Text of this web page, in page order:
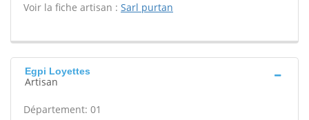
Voir la fiche artisan : Sarl purtan
Egpi Loyettes
Artisan
Département: 01